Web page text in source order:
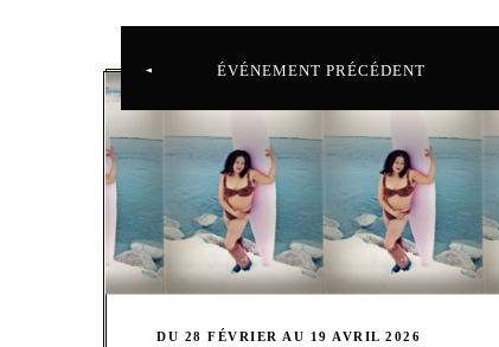
ÉVÉNEMENT PRÉCÉDENT
DU 28 FÉVRIER AU 19 AVRIL 2026